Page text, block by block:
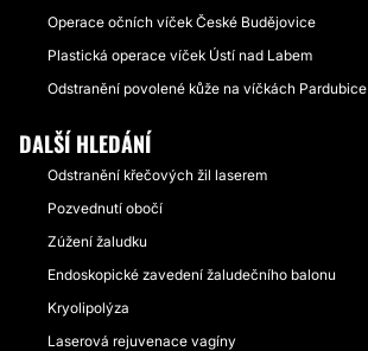
Operace očních víček České Budějovice
Plastická operace víček Ústí nad Labem
Odstranění povolené kůže na víčkách Pardubice
DALŠÍ HLEDÁNÍ
Odstranění křečových žil laserem
Pozvednutí obočí
Zúžení žaludku
Endoskopické zavedení žaludečního balonu
Kryolipolýza
Laserová rejuvenace vagíny